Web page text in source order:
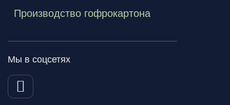
Производство гофрокартона
Мы в соцсетях